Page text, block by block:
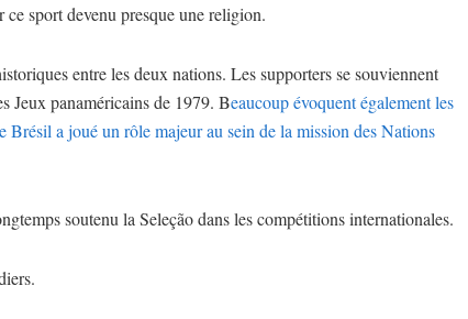
sport devenu presque une religion.
entre les deux nations. Les supporters se souviennent
Jeux panaméricains de 1979. Beaucoup évoquent également les
Brésil a joué un rôle majeur au sein de la mission des Nations
soutenu la Seleção dans les compétitions internationales.